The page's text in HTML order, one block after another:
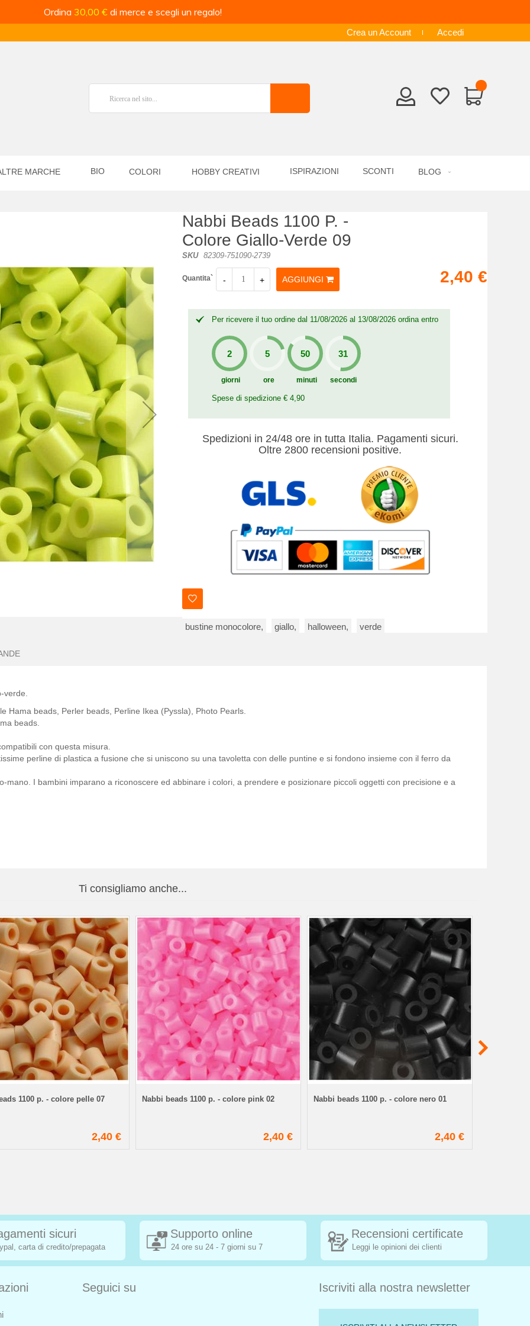
Ordina 30,00 € di merce e scegli un regalo!
Crea un Account Accedi
MARCHE BIO COLORI HOBBY CREATIVI ISPIRAZIONI SCONTI BLOG
Nabbi Beads 1100 P. -
Colore Giallo-Verde 09
SKU 82309-751090-2739
Quantita` - + AGGIUNGI 2,40 €
Per ricevere il tuo ordine dal 11/08/2026 al 13/08/2026 ordina entro
giorni ore minuti secondi
Spese di spedizione € 4,90
Spedizioni in 24/48 ore in tutta Italia. Pagamenti sicuri.
Oltre 2800 recensioni positive.
bustine monocolore, giallo, halloween, verde
verde.
Hama beads, Perler beads, Perline Ikea (Pyssla), Photo Pearls.
beads.
con questa misura.
perline di plastica a fusione che si uniscono su una tavoletta con delle puntine e si fondono insieme con il ferro da
mano. I bambini imparano a riconoscere ed abbinare i colori, a prendere e posizionare piccoli oggetti con precisione e a
Ti consigliamo anche...
1100 p. - colore pelle 07
2,40 €
Nabbi beads 1100 p. - colore pink 02
2,40 €
Nabbi beads 1100 p. - colore nero 01
2,40 €
sicuri
carta di credito/prepagata
Supporto online
24 ore su 24 - 7 giorni su 7
Recensioni certificate
Leggi le opinioni dei clienti
Seguici su Iscriviti alla nostra newsletter